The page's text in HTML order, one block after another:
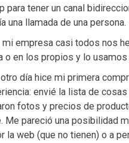
para tener un canal
una llamada de una persona.
empresa casi todos nos
o en los propios y lo
día hice mi primera
envié la lista de
fotos y precios de
Me pareció una posibilidad
la web (que no tienen) o a